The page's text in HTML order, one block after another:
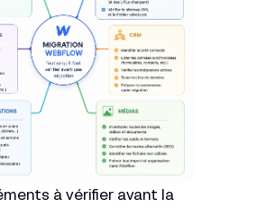
à vérifier avant la